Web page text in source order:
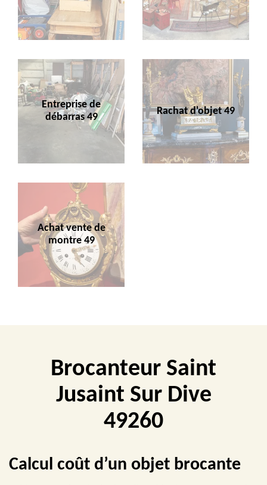
Entreprise de
débarras 49
Rachat d'objet 49
Achat vente de
montre 49
Brocanteur Saint
Jusaint Sur Dive
49260
Calcul coût d’un objet brocante